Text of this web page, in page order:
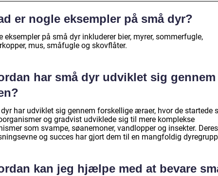
er nogle eksempler på små dyr?
eksempler på små dyr inkluderer bier, myrer, sommerfugle,
mus, småfugle og skovflåter.
har små dyr udviklet sig gennem
har udviklet sig gennem forskellige æraer, hvor de startede
og gradvist udviklede sig til mere komplekse
som svampe, søanemoner, vandlopper og insekter. Deres
og succes har gjort dem til en mangfoldig
kan jeg hjælpe med at bevare